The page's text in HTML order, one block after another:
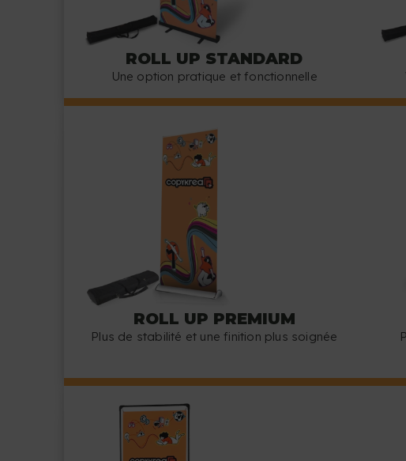
ROLL UP STANDARD
Une option pratique et fonctionnelle
ROLL UP PREMIUM
Plus de stabilité et une finition plus soignée